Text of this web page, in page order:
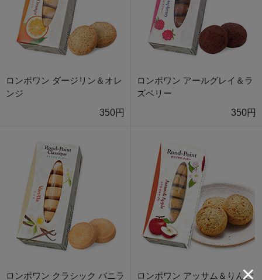
ロンポワン ダージリン＆オレ
ンジ
350円
ロンポワン アールグレイ＆ラ
ズベリー
350円
ロンポワン クラシック バニラ ロンポワン アッサム＆りんご